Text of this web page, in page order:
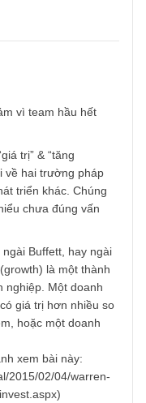
cảm vì team hầu hết
“giá trị” & “tăng
cãi về hai trường pháp